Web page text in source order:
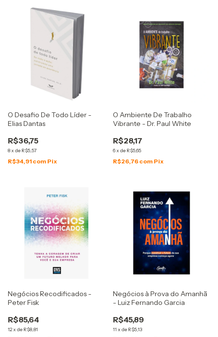
O Desafio De Todo Líder -
Elias Dantas
R$36,75
8x de R$5,57
R$34,91 com Pix
O Ambiente De Trabalho
Vibrante - Dr. Paul White
R$28,17
6x de R$5,65
R$26,76 com Pix
Negócios Recodificados -
Peter Fisk
R$85,64
12x de R$8,81
Negócios à Prova do Amanhã
- Luiz Fernando Garcia
R$45,89
11 x de R$5,13